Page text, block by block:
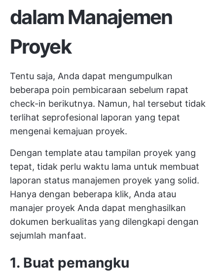
dalam Manajemen
Proyek
Tentu saja, Anda dapat mengumpulkan
beberapa poin pembicaraan sebelum rapat
check-in berikutnya. Namun, hal tersebut tidak
terlihat seprofesional laporan yang tepat
mengenai kemajuan proyek.
Dengan template atau tampilan proyek yang
tepat, tidak perlu waktu lama untuk membuat
laporan status manajemen proyek yang solid.
Hanya dengan beberapa klik, Anda atau
manajer proyek Anda dapat menghasilkan
dokumen berkualitas yang dilengkapi dengan
sejumlah manfaat.
1. Buat pemangku